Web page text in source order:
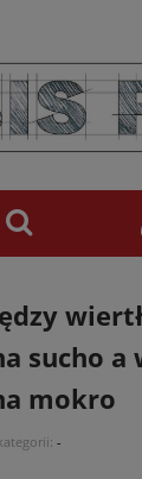
sucho a
mokro
-